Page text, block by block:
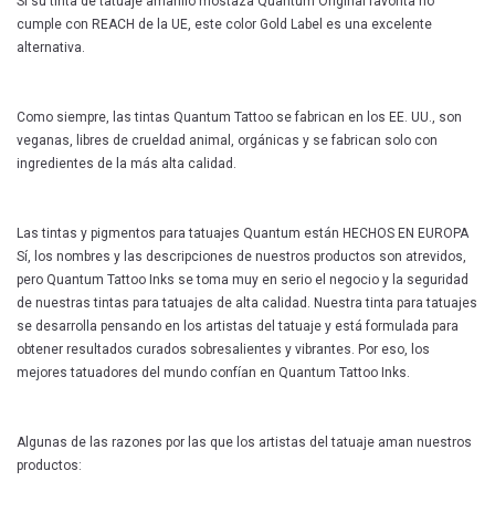
cumple con REACH de la UE, este color Gold Label es una excelente
alternativa.
Como siempre, las tintas Quantum Tattoo se fabrican en los EE. UU., son
veganas, libres de crueldad animal, orgánicas y se fabrican solo con
ingredientes de la más alta calidad.
Las tintas y pigmentos para tatuajes Quantum están HECHOS EN EUROPA
Sí, los nombres y las descripciones de nuestros productos son atrevidos,
pero Quantum Tattoo Inks se toma muy en serio el negocio y la seguridad
de nuestras tintas para tatuajes de alta calidad. Nuestra tinta para tatuajes
se desarrolla pensando en los artistas del tatuaje y está formulada para
obtener resultados curados sobresalientes y vibrantes. Por eso, los
mejores tatuadores del mundo confían en Quantum Tattoo Inks.
Algunas de las razones por las que los artistas del tatuaje aman nuestros
productos: